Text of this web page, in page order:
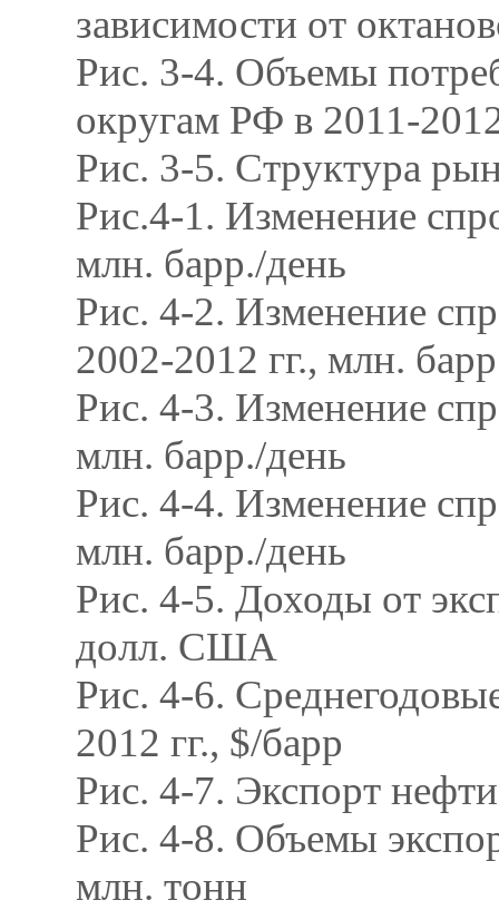
зависимости от
Рис. 3-4. Объемы
округам РФ в 2011-
Рис. 3-5. Структура
Рис.4-1. Изменение
млн. барр./день
Рис. 4-2. Изменение
2002-2012 гг., млн.
Рис. 4-3. Изменение
млн. барр./день
Рис. 4-4. Изменение
млн. барр./день
Рис. 4-5. Доходы от
долл. США
Рис. 4-6.
2012 гг., $/барр
Рис. 4-7. Экспорт
Рис. 4-8. Объемы
млн. тонн